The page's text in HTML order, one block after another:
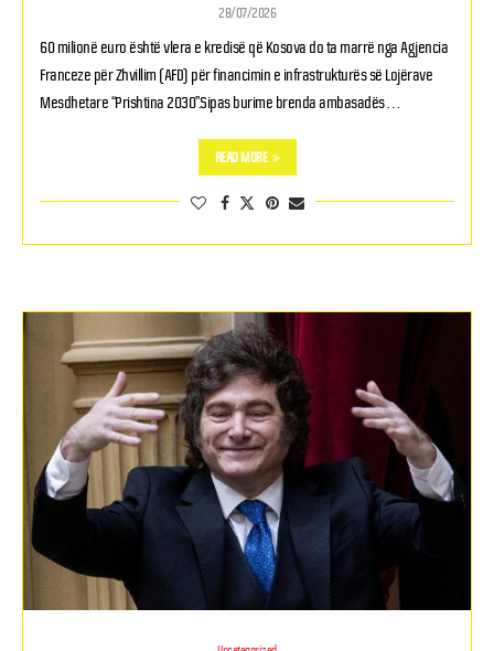
28/07/2026
60 milionë euro është vlera e kredisë që Kosova do ta marrë nga Agjencia
Franceze për Zhvillim (AFD) për financimin e infrastrukturës së Lojërave
Mesdhetare “Prishtina 2030”.Sipas burime brenda ambasadës …
READ MORE